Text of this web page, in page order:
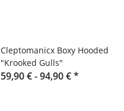
Cleptomanicx Boxy Hooded
"Krooked Gulls"
59,90 € -94,90 €*